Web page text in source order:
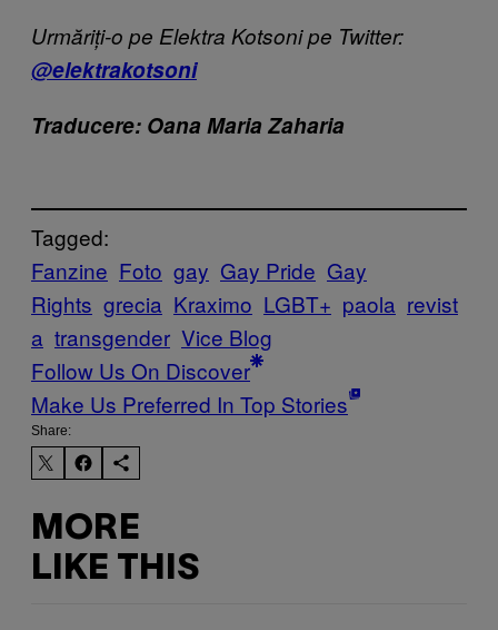
Urmăriți-o pe Elektra Kotsoni pe Twitter:
@elektrakotsoni
Traducere: Oana Maria Zaharia
Tagged:
Fanzine Foto gay Gay Pride Gay
Rights grecia Kraximo LGBT+ paola revist
a transgender Vice Blog
Follow Us On Discover
Make Us Preferred In Top Stories
Share:
MORE
LIKE THIS